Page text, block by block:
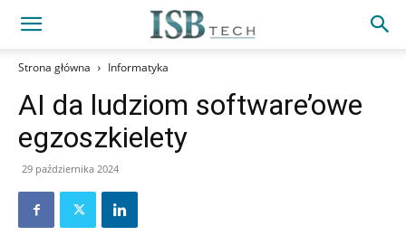
Strona główna Informatyka
AI da ludziom software’owe
egzoszkielety
29 października 2024